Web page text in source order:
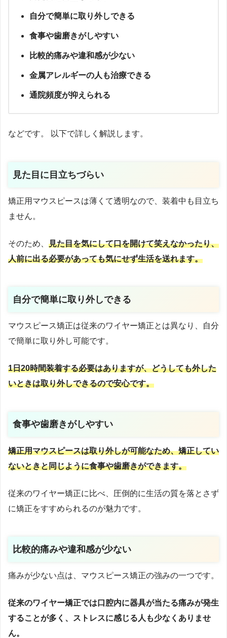
自分で簡単に取り外しできる
食事や歯磨きがしやすい
比較的痛みや違和感が少ない
金属アレルギーの人も治療できる
通院頻度が抑えられる
などです。 以下で詳しく解説します。
見た目に目立ちづらい
矯正用マウスピースは薄くて透明なので、装着中も目立ち
ません。
そのため、 見た目を気にして口を開けて笑えなかったり、
人前に出る必要があっても気にせず生活を送れます。
自分で簡単に取り外しできる
マウスピース矯正は従来のワイヤー矯正とは異なり、自分
で簡単に取り外し可能です。
1日20時間装着する必要はありますが、どうしても外した
いときは取り外しできるので安心です。
食事や歯磨きがしやすい
矯正用マウスピースは取り外しが可能なため、矯正してい
ないときと同じように食事や歯磨きができます。
従来のワイヤー矯正に比べ、圧倒的に生活の質を落とさず
に矯正をすすめられるのが魅力です。
比較的痛みや違和感が少ない
痛みが少ない点は、マウスピース矯正の強みの一つです。
従来のワイヤー矯正では口腔内に器具が当たる痛みが発生
することが多く、ストレスに感じる人も少なくありませ
ん。